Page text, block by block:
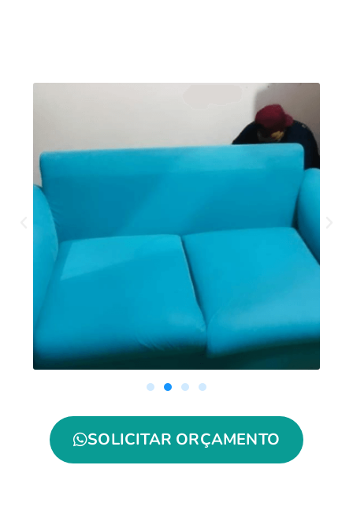
SOLICITAR ORÇAMENTO